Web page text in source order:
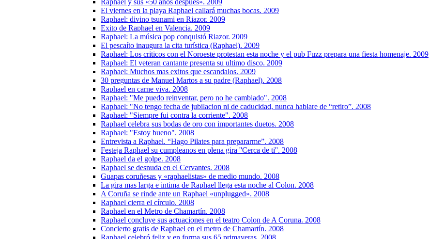
Raphael y sus «50 años después». 2009
El viernes en la playa Raphael callará muchas bocas. 2009
Raphael: divino tsunami en Riazor. 2009
Exito de Raphael en Valencia. 2009
Raphael: La música pop conquistó Riazor. 2009
El pescaíto inaugura la cita turística (Raphael). 2009
Raphael: Los criticos con el Noroeste protestan esta noche y el pub Fuzz prepara una fiesta homenaje. 2009
Raphael: El veteran cantante presenta su ultimo disco. 2009
Raphael: Muchos mas exitos que escandalos. 2009
30 preguntas de Manuel Martos a su padre (Raphael). 2008
Raphael en carne viva. 2008
Raphael: "Me puеdo reinventar, pero no he cambiado". 2008
Raphael: "No tengo fecha de jubilacion ni de caducidad, nunca hablare de “retiro”. 2008
Raphael: "Siempre fui contra la corriente". 2008
Raphael celebra sus bodas de oro con importantes duetos. 2008
Raphael: "Estoy bueno". 2008
Entrevista a Raphael. “Hago Pilates para prepararme”. 2008
Festeja Raphael su cumpleanos en plena gira ''Cerca de ti''. 2008
Raphael da el golpe. 2008
Raphael se desnuda en el Cervantes. 2008
Guapas coruñesas y «raphaelistas» de medio mundo. 2008
La gira mas larga e intima de Raphael llega esta noche al Colon. 2008
A Coruña se rinde ante un Raphael «unplugged». 2008
Raphael cierra el círculo. 2008
Raphael en el Metro de Chamartín. 2008
Raphael concluye sus actuaciones en el teatro Colon de A Coruna. 2008
Concierto gratis de Raphael en el metro de Chamartín. 2008
Raphael celebró feliz y en forma sus 65 primaveras. 2008